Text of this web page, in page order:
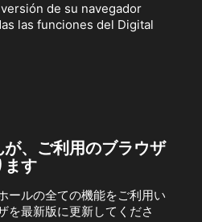
de su navegador
las funciones del Digital
、ご利用のブラウザ
ます
ールの全ての機能をご利用い
を最新版に更新してくださ